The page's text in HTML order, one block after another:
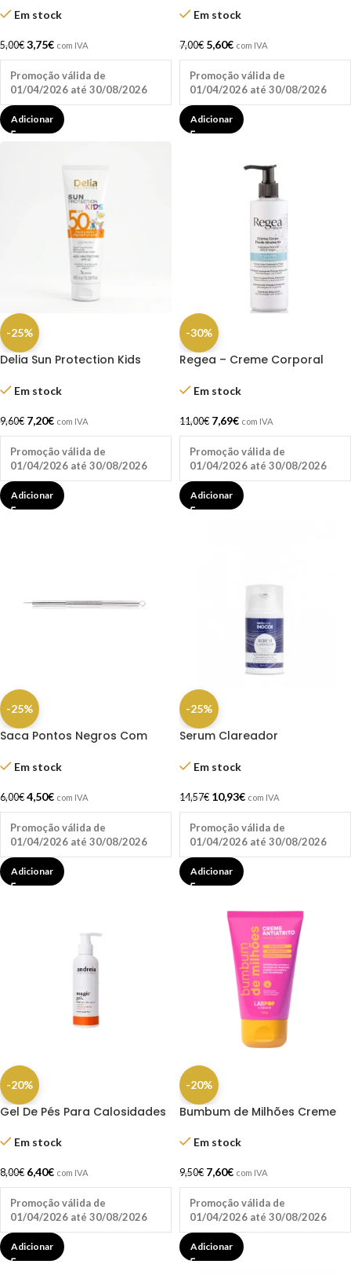
DeliaEm stock
5,00€ 3,75€ com IVA
Promoção válida de
01/04/2026 até 30/08/2026
Adicionar
Em stock
7,00€ 5,60€ com IVA
Promoção válida de
01/04/2026 até 30/08/2026
Adicionar
-25%
Delia Sun Protection Kids
SPF50 100ml
Em stock
9,60€ 7,20€ com IVA
Promoção válida de
01/04/2026 até 30/08/2026
Adicionar
-30%
Regea – Creme Corporal
Em stock
11,00€ 7,69€ com IVA
Promoção válida de
01/04/2026 até 30/08/2026
Adicionar
-25%
Saca Pontos Negros Com
Em stock
6,00€ 4,50€ com IVA
Promoção válida de
01/04/2026 até 30/08/2026
Adicionar
-25%
Serum Clareador
Em stock
14,57€ 10,93€ com IVA
Promoção válida de
01/04/2026 até 30/08/2026
Adicionar
-20%
Gel De Pés Para Calosidades
Em stock
8,00€ 6,40€ com IVA
Promoção válida de
01/04/2026 até 30/08/2026
Adicionar
-20%
Bumbum de Milhões Creme
Em stock
9,50€ 7,60€ com IVA
Promoção válida de
01/04/2026 até 30/08/2026
Adicionar